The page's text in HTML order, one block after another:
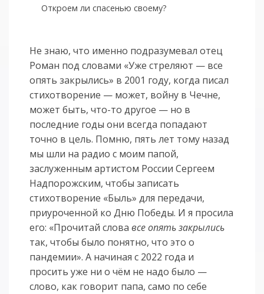
Откроем ли спасенью своему?
Не знаю, что именно подразумевал отец
Роман под словами «Уже стреляют — все
опять закрылись» в 2001 году, когда писал
стихотворение — может, войну в Чечне,
может быть, что-то другое — но в
последние годы они всегда попадают
точно в цель. Помню, пять лет тому назад
мы шли на радио с моим папой,
заслуженным артистом России Сергеем
Надпорожским, чтобы записать
стихотворение «Быль» для передачи,
приуроченной ко Дню Победы. И я просила
его: «Прочитай словавсе опять закрылись
так, чтобы было понятно, что это о
пандемии». А начиная с 2022 года и
просить уже ни о чём не надо было —
слово, как говорит папа, само по себе